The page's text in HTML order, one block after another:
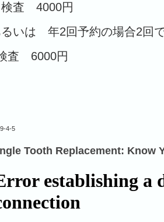
検査 4000円
るいは 年2回予約の場合2回
査 6000円
4-5
Tooth Replacement: Know